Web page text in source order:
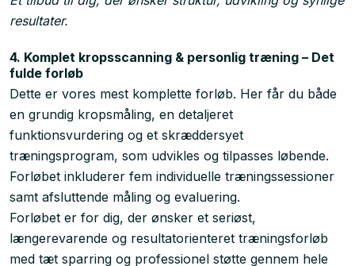
resultater.
4. Komplet kropsscanning & personlig træning – Det
fulde forløb
Dette er vores mest komplette forløb. Her får du både
en grundig kropsmåling, en detaljeret
funktionsvurdering og et skræddersyet
træningsprogram, som udvikles og tilpasses løbende.
Forløbet inkluderer fem individuelle træningssessioner
samt afsluttende måling og evaluering.
Forløbet er for dig, der ønsker et seriøst,
længerevarende og resultatorienteret træningsforløb
med tæt sparring og professionel støtte gennem hele